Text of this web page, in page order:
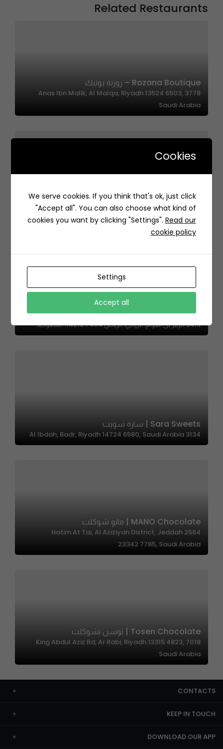
Related Restaurants
Rozana Boutique – روزنة بوتيك
3778 Anas Ibn Malik, Al Malqa, Riyadh 13524 6503,
Saudi Arabia
Burj Alhamam – برج الحمام
شارع الأمير تركي بن عبد العزيز الأول، مخرج 2، حي، الرياض المملكة
العربية السعودية
Samboso | سمبوسو
3419 الزبير بن العوام، الروابي، الرياض 14216 7404، السعودية
Sara Sweets | سارة سويت
3134 Al Ibdah, Badr, Riyadh 14724 6580, Saudi Arabia
MANO Chocolate | مانو شوكلت
2564 Hatim At Tai, Al Aziziyah District, Jeddah
23342 7785, Saudi Arabia
Tosen Chocolate | توسن تشوكلت
7018 King Abdul Aziz Rd, Ar Rabi, Riyadh 13315 4823,
Saudi Arabia
CONTACTS
KEEP IN TOUCH
DOWNLOAD OUR APP
Cookies
We serve cookies. If you think that's ok, just click
"Accept all". You can also choose what kind of
cookies you want by clicking "Settings". Read our
cookie policy
Settings
Accept all